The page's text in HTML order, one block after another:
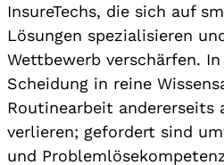
InsureTechs, die sich auf
Lösungen spezialisieren
Wettbewerb verschärfen.
Scheidung in reine
Routinearbeit andererseits
verlieren; gefordert sind
und